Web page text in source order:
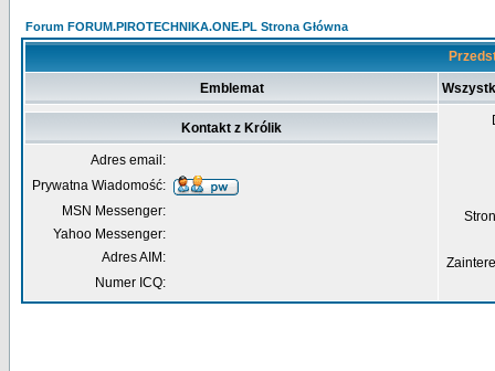
Forum FORUM.PIROTECHNIKA.ONE.PL Strona Główna
Emblemat
Kontakt z Królik
Adres email:
Prywatna Wiadomość:
MSN Messenger:
Yahoo Messenger:
Adres AIM:
Numer ICQ: